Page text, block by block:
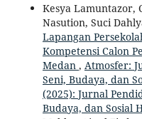
Kesya Lamuntazor,
Nasution, Suci
Lapangan
Kompetensi Calon
Medan , Atmosfer:
Seni, Budaya, dan
(2025): Jurnal
Budaya, dan Sosial